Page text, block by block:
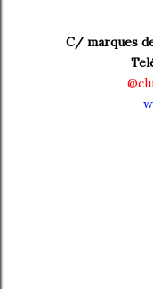
C/ marques